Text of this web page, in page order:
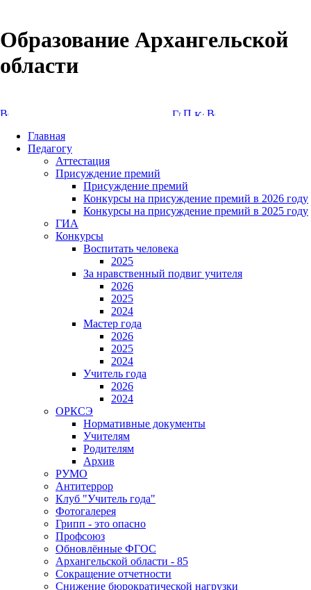
Образование Архангельской
области
Главная
Педагогу
Аттестация
Присуждение премий
Присуждение премий
Конкурсы на присуждение премий в 2026 году
Конкурсы на присуждение премий в 2025 году
ГИА
Конкурсы
Воспитать человека
2025
За нравственный подвиг учителя
2026
2025
2024
Мастер года
2026
2025
2024
Учитель года
2026
2024
ОРКСЭ
Нормативные документы
Учителям
Родителям
Архив
РУМО
Антитеррор
Клуб "Учитель года"
Фотогалерея
Грипп - это опасно
Профсоюз
Обновлённые ФГОС
Архангельской области - 85
Сокращение отчетности
Снижение бюрократической нагрузки